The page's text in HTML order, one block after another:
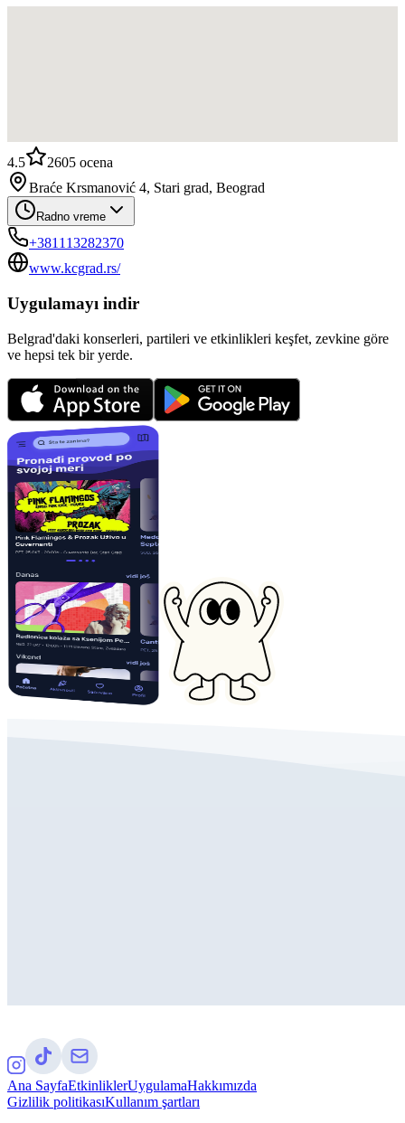
4.5 2605 ocena
Braće Krsmanović 4, Stari grad, Beograd
Radno vreme
+381113282370
www.kcgrad.rs/
Uygulamayı indir
Belgrad'daki konserleri, partileri ve etkinlikleri keşfet, zevkine göre
ve hepsi tek bir yerde.
Ana SayfaEtkinliklerUygulamaHakkımızda
Gizlilik politikasıKullanım şartları